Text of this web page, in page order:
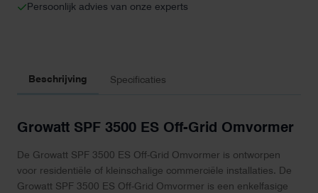
Persoonlijk advies van onze experts
Beschrijving Specificaties
Growatt SPF 3500 ES Off-Grid Omvormer
De Growatt SPF 3500 ES Off-Grid Omvormer is ontworpen
voor residentiële of kleinschalige commerciële installaties. De
Growatt SPF 3500 ES Off-Grid Omvormer is een enkelfasige